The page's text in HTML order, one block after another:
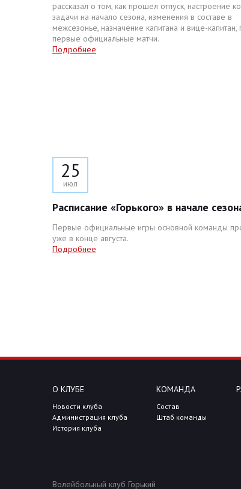
рассказал о том, как прошел отпуск, настроение
задачи на начало сезона, изменения в составе в
межсезонье, назначение капитана и вице-капитан,
первые официальные матчи.
Подробнее
25
июл
Расписание «Горького» в начале
Первые официальные игры основной команды
уже в конце августа.
Подробнее
О КЛУБЕ
Новости клуба
Администрация клуба
История клуба
КОМАНДА
Состав
Штаб команды
Волейбольный клуб Горький